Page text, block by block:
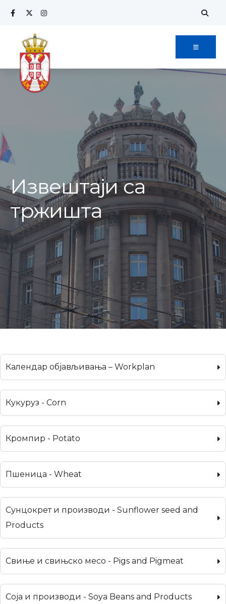
Извештаји са
тржишта
Календар објављивања – Workplan
Кукуруз - Corn
Кромпир - Potato
Пшеница - Wheat
Сунцокрет и производи - Sunflower seed and
Products
Свиње и свињско месо - Pigs and Pigmeat
Соја и производи - Soya Beans and Products